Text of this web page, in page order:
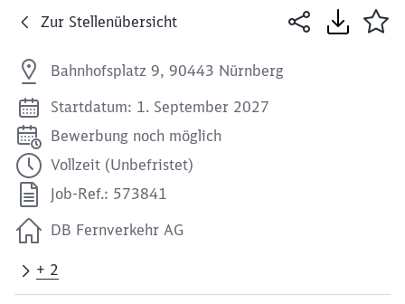
Zur Stellenübersicht
Bahnhofsplatz 9, 90443 Nürnberg
Startdatum: 1. September 2027
Bewerbung noch möglich
Vollzeit (Unbefristet)
Job-Ref.: 573841
DB Fernverkehr AG
+ 2